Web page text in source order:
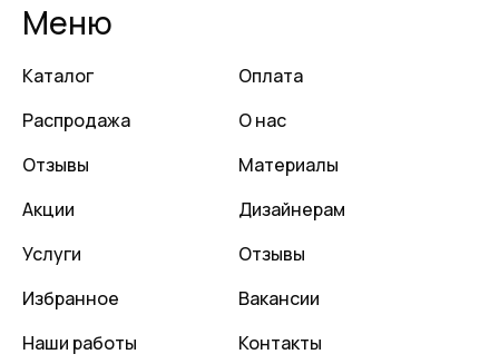
Меню
Каталог
Распродажа
Отзывы
Акции
Услуги
Избранное
Наши работы
Оплата
О нас
Материалы
Дизайнерам
Отзывы
Вакансии
Контакты